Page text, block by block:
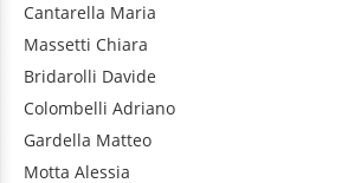
Cantarella Maria
Massetti Chiara
Bridarolli Davide
Colombelli Adriano
Gardella Matteo
Motta Alessia